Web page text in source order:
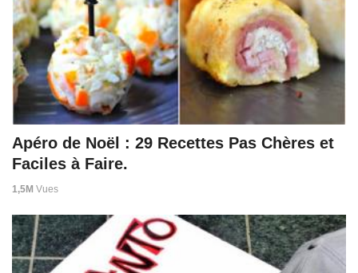
Apéro de Noël : 29 Recettes Pas Chères et
Faciles à Faire.
1,5M Vues